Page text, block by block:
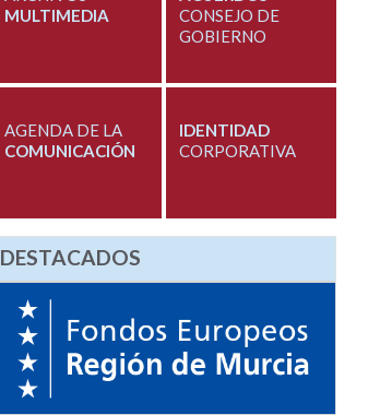
MULTIMEDIA
CONSEJO DE
GOBIERNO
AGENDA DE LA
COMUNICACIÓN
IDENTIDAD
CORPORATIVA
DESTACADOS